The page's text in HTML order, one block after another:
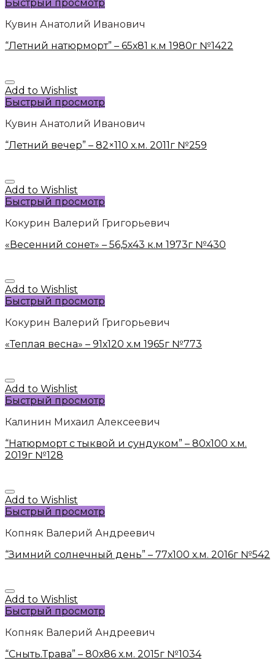
Быстрый просмотр
Кувин Анатолий Иванович
“Летний натюрморт” – 65х81 к.м 1980г №1422
Add to Wishlist
Быстрый просмотр
Кувин Анатолий Иванович
“Летний вечер” – 82×110 х.м. 2011г №259
Add to Wishlist
Быстрый просмотр
Кокурин Валерий Григорьевич
«Весенний сонет» – 56,5х43 к.м 1973г №430
Add to Wishlist
Быстрый просмотр
Кокурин Валерий Григорьевич
«Теплая весна» – 91х120 х.м 1965г №773
Add to Wishlist
Быстрый просмотр
Калинин Михаил Алексеевич
“Натюрморт с тыквой и сундуком” – 80х100 х.м.
2019г №128
Add to Wishlist
Быстрый просмотр
Копняк Валерий Андреевич
“Зимний солнечный день” – 77х100 х.м. 2016г №542
Add to Wishlist
Быстрый просмотр
Копняк Валерий Андреевич
“Сныть.Трава” – 80х86 х.м. 2015г №1034